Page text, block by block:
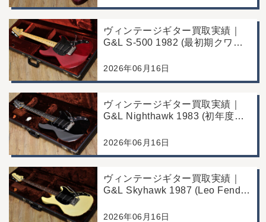
ヴィンテージギター買取実績｜
G&L S-500 1982 (最初期クワガ
買取/コンディション良好の査定
2026年06月16日
ヴィンテージギター買取実績｜
G&L Nighthawk 1983 (初年度マ
区/店頭買取/コンディション良好
2026年06月16日
ヴィンテージギター買取実績｜
G&L Skyhawk 1987 (Leo Fender
川区/店頭買取/コンディション良
2026年06月16日